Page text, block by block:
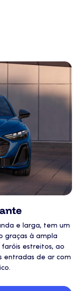
e larga, tem um
graças à ampla
estreitos, ao
entradas de ar com